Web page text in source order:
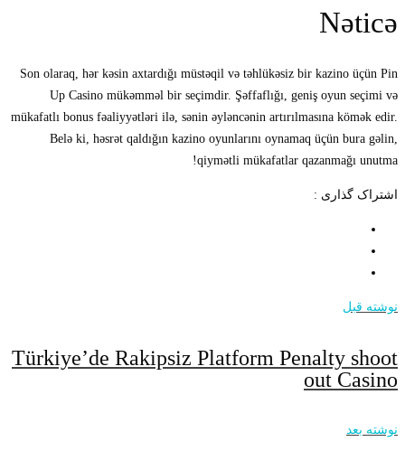
Nəticə
Son olaraq, hər kəsin axtardığı müstəqil və təhlükəsiz bir kazino üçün Pin
Up Casino mükəmməl bir seçimdir. Şəffaflığı, geniş oyun seçimi və
mükafatlı bonus fəaliyyətləri ilə, sənin əyləncənin artırılmasına kömək edir.
Belə ki, həsrət qaldığın kazino oyunlarını oynamaq üçün bura gəlin,
qiymətli mükafatlar qazanmağı unutma!
اشتراک گذاری :
نوشته قبل
Türkiye’de Rakipsiz Platform Penalty shoot
out Casino
نوشته بعد